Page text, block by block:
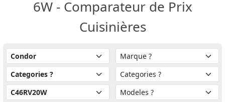
6W - Comparateur de Prix
Cuisinières